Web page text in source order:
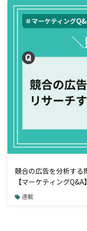
競合の広告を分析する
【マーケティングQ&A】
連載